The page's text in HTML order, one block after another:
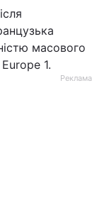
масового
1.
Реклама